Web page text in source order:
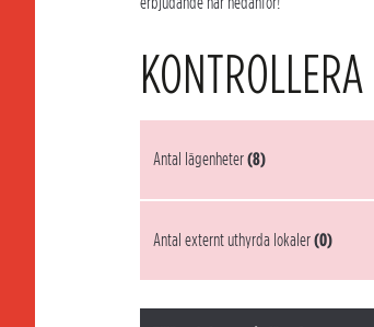
KONTROLLERA
Antal lägenheter(8)
Antal externt uthyrda lokaler(0)